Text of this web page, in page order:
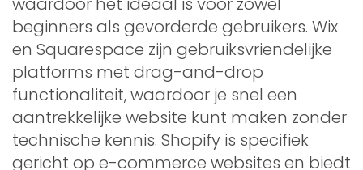
beginners als gevorderde gebruikers. Wix
en Squarespace zijn gebruiksvriendelijke
platforms met drag-and-drop
functionaliteit, waardoor je snel een
aantrekkelijke website kunt maken zonder
technische kennis. Shopify is specifiek
gericht op e-commerce websites en biedt